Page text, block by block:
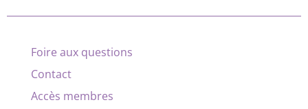
Foire aux questions
Contact
Accès membres